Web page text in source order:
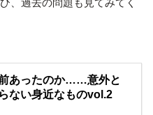
、過去の問題も見てみてく
あったのか……意外と
ない身近なものvol.2